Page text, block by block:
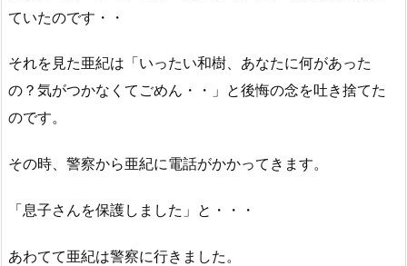
ていたのです・・
それを見た亜紀は「いったい和樹、あなたに何があった
の？気がつかなくてごめん・・」と後悔の念を吐き捨てた
のです。
その時、警察から亜紀に電話がかかってきます。
「息子さんを保護しました」と・・・
あわてて亜紀は警察に行きました。